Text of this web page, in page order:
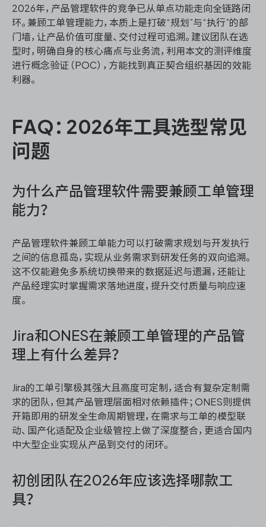
2026年，产品管理软件的竞争已从单点功能走向全链路闭
环。兼顾工单管理能力，本质上是打破“规划”与“执行”的部
门墙，让产品价值可度量、交付过程可追溯。建议团队在选
型时，明确自身的核心痛点与业务流，利用本文的测评维度
进行概念验证（POC），方能找到真正契合组织基因的效能
利器。
FAQ：2026年工具选型常见
问题
为什么产品管理软件需要兼顾工单管理
能力？
产品管理软件兼顾工单能力可以打破需求规划与开发执行
之间的信息孤岛，实现从业务需求到研发任务的双向追溯。
这不仅能避免多系统切换带来的数据延迟与遗漏，还能让
产品经理实时掌握需求落地进度，提升交付质量与响应速
度。
Jira和ONES在兼顾工单管理的产品管
理上有什么差异？
Jira的工单引擎极其强大且高度可定制，适合有复杂定制需
求的团队，但其产品管理层面相对依赖插件；ONES则提供
开箱即用的研发全生命周期管理，在需求与工单的模型联
动、国产化适配及企业级管控上做了深度整合，更适合国内
中大型企业实现从产品到交付的闭环。
初创团队在2026年应该选择哪款工
具？